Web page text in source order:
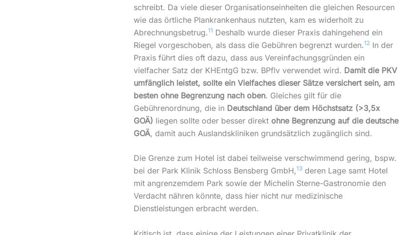
schreibt. Da viele dieser Organisationseinheiten die gleichen Resourcen
wie das örtliche Plankrankenhaus nutzten, kam es widerholt zu
Abrechnungsbetrug.11 Deshalb wurde dieser Praxis dahingehend ein
Riegel vorgeschoben, als dass die Gebühren begrenzt wurden.12In der
Praxis führt dies oft dazu, dass aus Vereinfachungsgründen ein
vielfacher Satz der KHEntgG bzw. BPflv verwendet wird. Damit die PKV
umfänglich leistet, sollte ein Vielfaches dieser Sätze versichert sein, am
besten ohne Begrenzung nach oben. Gleiches gilt für die
Gebührenordnung, die in Deutschland über dem Höchstsatz (>3,5x
GOÄ) liegen sollte oder besser direkt ohne Begrenzung auf die deutsche
GOÄ, damit auch Auslandskliniken grundsätzlich zugänglich sind.
Die Grenze zum Hotel ist dabei teilweise verschwimmend gering, bspw.
bei der Park Klinik Schloss Bensberg GmbH,13deren Lage samt Hotel
mit angrenzemdem Park sowie der Michelin Sterne-Gastronomie den
Verdacht nähren könnte, dass hier nicht nur medizinische
Dienstleistungen erbracht werden.